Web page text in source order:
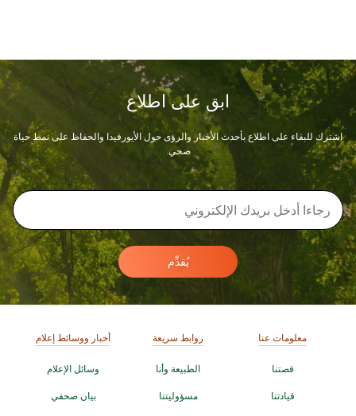
ابق على اطلاع
اشترك للبقاء على اطلاع بأحدث الأخبار والرؤى حول الأيورفيدا والحفاظ على نمط حياة
صحي.
يُقدِّم
معلومات عنا
قصتنا
قيادتنا
روابط سريعة
الطبيعة وأنا
مسؤوليتنا
أخبار ووسائط إعلام
وسائل الإعلام
بيان صحفي